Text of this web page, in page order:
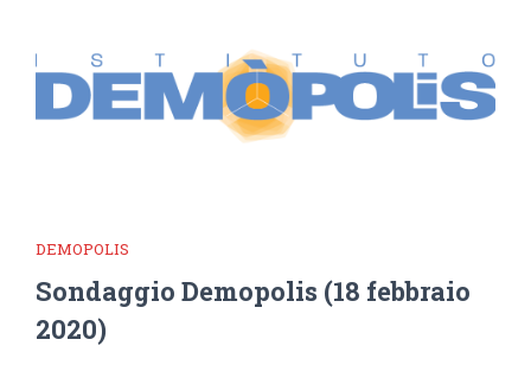
DEMOPOLIS
Sondaggio Demopolis (18 febbraio
2020)